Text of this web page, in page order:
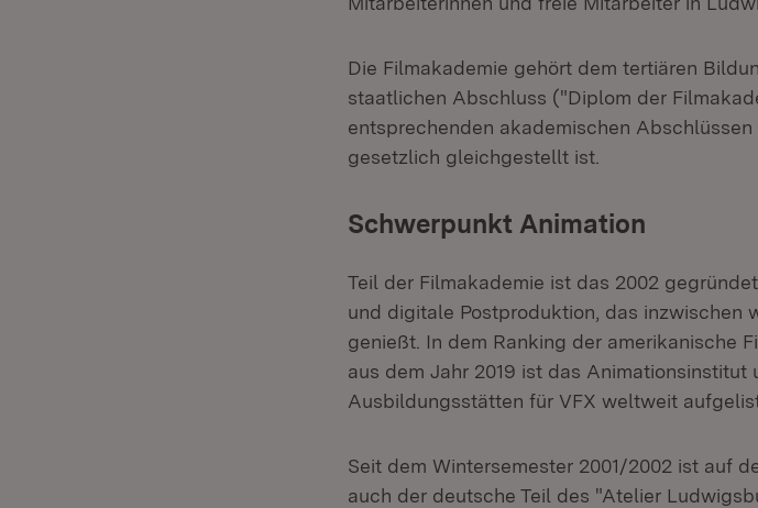
Die Filmakademie gehört dem tertiären
staatlichen Abschluss ("Diplom der
entsprechenden akademischen
gesetzlich gleichgestellt ist.
Schwerpunkt Animation
Teil der Filmakademie ist das 2002
und digitale Postproduktion, das inzwischen
genießt. In dem Ranking der amerikanische
aus dem Jahr 2019 ist das Animationsinstitut
Ausbildungsstätten für VFX weltweit
Seit dem Wintersemester 2001/2002 ist auf
auch der deutsche Teil des "Atelier